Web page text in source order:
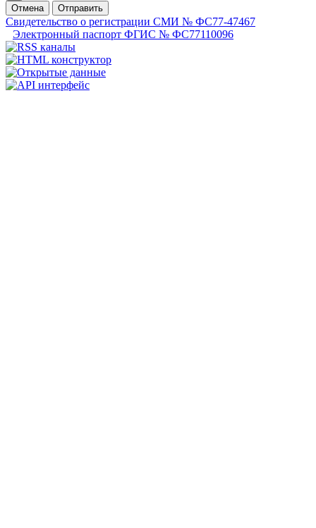
Отмена
Отправить
Свидетельство о регистрации СМИ № ФС77-47467
Электронный паспорт ФГИС № ФС77110096